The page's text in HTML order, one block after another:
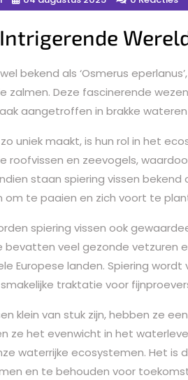
bekend als ‘Osmerus
zalmen. Deze fascinerende
aangetroffen in brakke
uniek maakt, is hun rol in het
roofvissen en zeevogels,
staan spiering vissen
te paaien en zich voort te
spiering vissen ook
bevatten veel gezonde vetzuren
Europese landen. Spiering
traktatie voor
klein van stuk zijn, hebben ze
ze het evenwicht in het
waterrijke ecosystemen. Het is
en te behouden voor